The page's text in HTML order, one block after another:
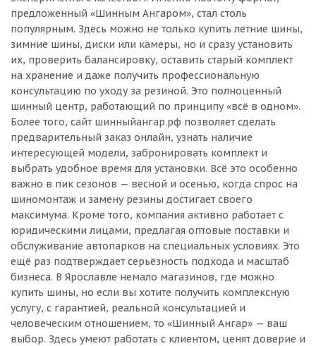
предложенный «Шинным Ангаром», стал столь
популярным. Здесь можно не только купить летние шины,
зимние шины, диски или камеры, но и сразу установить
их, проверить балансировку, оставить старый комплект
на хранение и даже получить профессиональную
консультацию по уходу за резиной. Это полноценный
шинный центр, работающий по принципу «всё в одном».
Более того, сайт шинныйангар.рф позволяет сделать
предварительный заказ онлайн, узнать наличие
интересующей модели, забронировать комплект и
выбрать удобное время для установки. Всё это особенно
важно в пик сезонов — весной и осенью, когда спрос на
шиномонтаж и замену резины достигает своего
максимума. Кроме того, компания активно работает с
юридическими лицами, предлагая оптовые поставки и
обслуживание автопарков на специальных условиях. Это
ещё раз подтверждает серьёзность подхода и масштаб
бизнеса. В Ярославле немало магазинов, где можно
купить шины, но если вы хотите получить комплексную
услугу, с гарантией, реальной консультацией и
человеческим отношением, то «Шинный Ангар» — ваш
выбор. Здесь умеют работать с клиентом, ценят доверие и